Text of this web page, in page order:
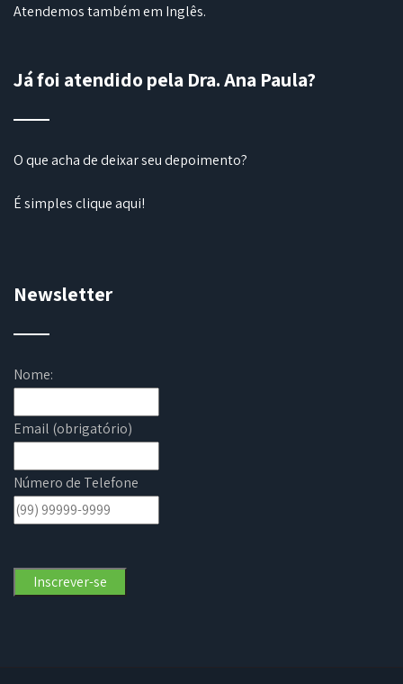
Atendemos também em Inglês.
Já foi atendido pela Dra. Ana Paula?
O que acha de deixar seu depoimento?
É simplesclique aqui!
Newsletter
Nome:
Email (obrigatório)
Número de Telefone